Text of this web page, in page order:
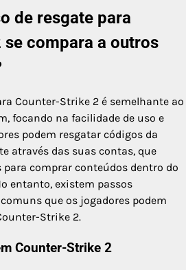
de resgate para
compara a outros
Counter-Strike 2 é semelhante ao
focando na facilidade de uso e
podem resgatar códigos da
através das suas contas, que
para comprar conteúdos dentro do
entanto, existem passos
que os jogadores podem
Strike 2.
Counter-Strike 2